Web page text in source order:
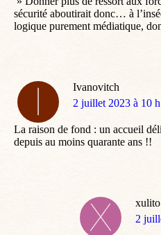
sécurité aboutirait donc… à
logique purement médiatique,
Ivanovitch
dit
2 juillet 2023 à 10
La raison de fond : un accueil
depuis au moins quarante ans !!
xulito
dit
2